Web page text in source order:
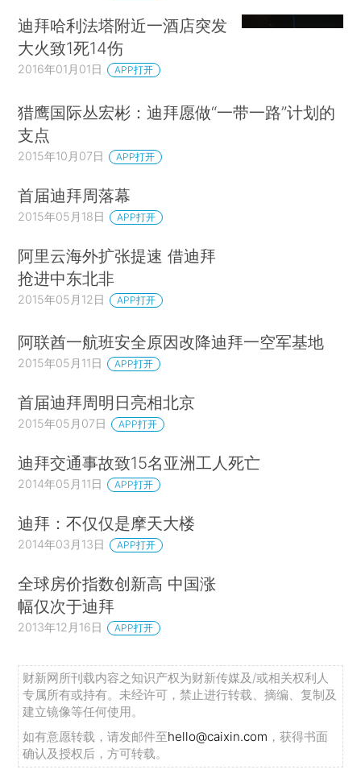
迪拜哈利法塔附近一酒店突发
大火致1死14伤
2016年01月01日 APP打开
猎鹰国际丛宏彬：迪拜愿做“一带一路”计划的
支点
2015年10月07日 APP打开
首届迪拜周落幕
2015年05月18日 APP打开
阿里云海外扩张提速 借迪拜
抢进中东北非
2015年05月12日 APP打开
阿联酋一航班安全原因改降迪拜一空军基地
2015年05月11日 APP打开
首届迪拜周明日亮相北京
2015年05月07日 APP打开
迪拜交通事故致15名亚洲工人死亡
2014年05月11日 APP打开
迪拜：不仅仅是摩天大楼
2014年03月13日 APP打开
全球房价指数创新高 中国涨
幅仅次于迪拜
2013年12月16日 APP打开
财新网所刊载内容之知识产权为财新传媒及/或相关权利人
专属所有或持有。未经许可，禁止进行转载、摘编、复制及
建立镜像等任何使用。
如有意愿转载，请发邮件至hello@caixin.com ，获得书面
确认及授权后，方可转载。